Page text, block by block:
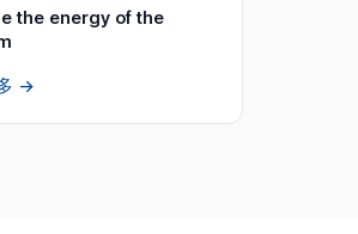
the energy of the
→